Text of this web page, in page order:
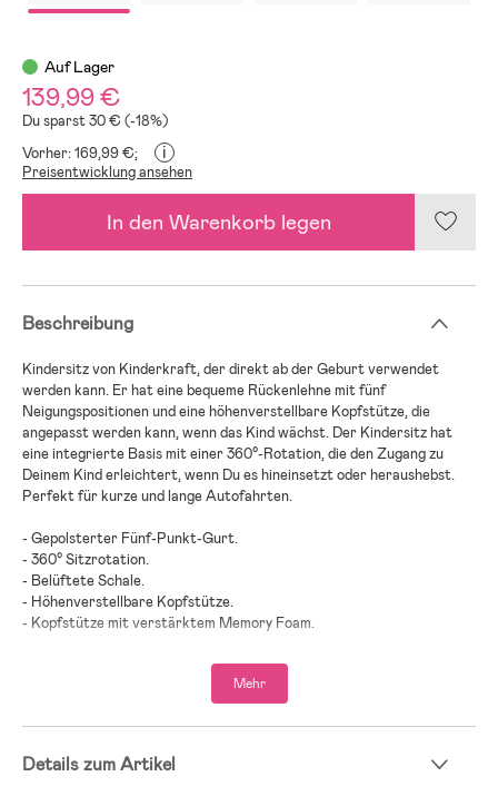
Auf Lager
139,99 €
Du sparst 30 € (-18%)
Vorher: 169,99 €;
i
Preisentwicklung ansehen
In den Warenkorb legen
Beschreibung
Kindersitz von Kinderkraft, der direkt ab der Geburt verwendet
werden kann. Er hat eine bequeme Rückenlehne mit fünf
Neigungspositionen und eine höhenverstellbare Kopfstütze, die
angepasst werden kann, wenn das Kind wächst. Der Kindersitz hat
eine integrierte Basis mit einer 360°-Rotation, die den Zugang zu
Deinem Kind erleichtert, wenn Du es hineinsetzt oder heraushebst.
Perfekt für kurze und lange Autofahrten.
- Gepolsterter Fünf-Punkt-Gurt.
- 360° Sitzrotation.
- Belüftete Schale.
- Höhenverstellbare Kopfstütze.
- Kopfstütze mit verstärktem Memory Foam.
- Mit dem Easy Grow System kannst Du die Kopfstütze und den Gurt
- ISOFIX- und Top-Tether-Installation.
- Zugelassen nach i-Size und UN R129.
Mehr
Details zum Artikel